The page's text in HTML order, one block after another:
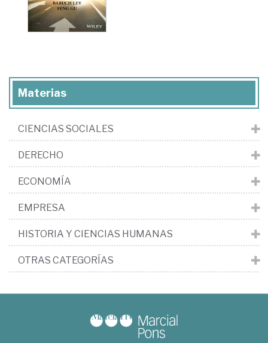
Materias
CIENCIAS SOCIALES
DERECHO
ECONOMÍA
EMPRESA
HISTORIA Y CIENCIAS HUMANAS
OTRAS CATEGORÍAS